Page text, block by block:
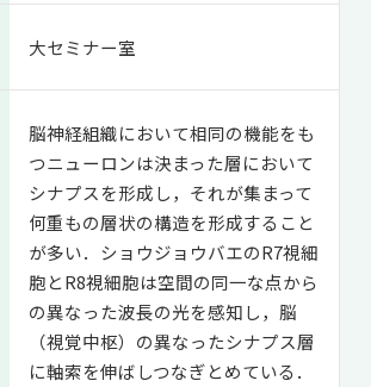
大セミナー室
脳神経組織において相同の機能をも
つニューロンは決まった層において
シナプスを形成し，それが集まって
何重もの層状の構造を形成すること
が多い．ショウジョウバエのR7視細
胞とR8視細胞は空間の同一な点から
の異なった波長の光を感知し，脳
（視覚中枢）の異なったシナプス層
に軸索を伸ばしつなぎとめている．